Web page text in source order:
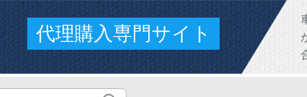
代理購入専門サイト